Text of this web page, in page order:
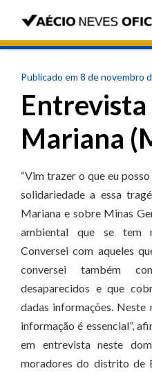
Publicado em 8 de novembro
Entrevista
Mariana
“Vim trazer o que eu
solidariedade a essa
Mariana e sobre Minas
ambiental que se tem
Conversei com aqueles
conversei também
desaparecidos e que
dadas informações. Neste
informação é essencial”,
em entrevista neste
moradores do distrito de